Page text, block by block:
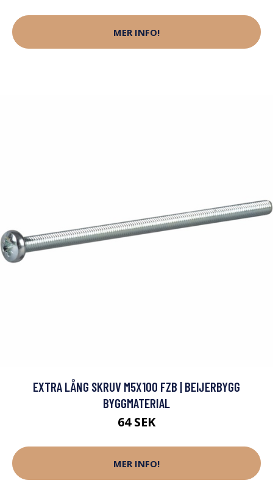
MER INFO!
EXTRA LÅNG SKRUV M5X100 FZB | BEIJERBYGG
BYGGMATERIAL
64 SEK
MER INFO!